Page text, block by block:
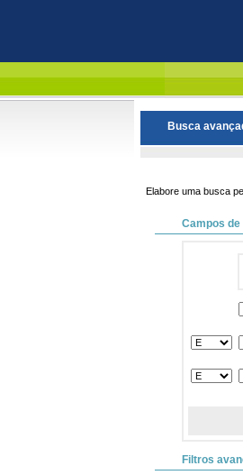
Busca
Elabore uma busca
Campos
Filtros